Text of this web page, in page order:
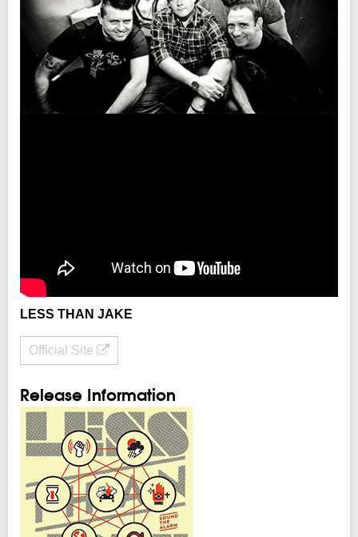
2/25(土)10:00am～
プレイガイド
イープラス
http://eplus.jp/
チケットぴあ：0570-02-9999 Pコード：324-366
ローソンチケット：0570-084-003 Lコード：77039
レコファン渋谷BEAM店
：03-3463-0090
※0570で始まる電話番号は、一部携帯・PHS不可
LESS THAN JAKE
Official Site
Release Information